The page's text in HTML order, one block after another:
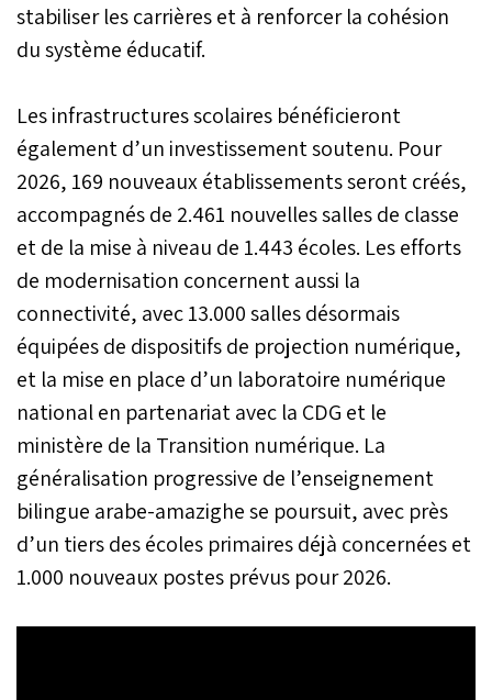
stabiliser les carrières et à renforcer la cohésion
du système éducatif.
Les infrastructures scolaires bénéficieront
également d’un investissement soutenu. Pour
2026, 169 nouveaux établissements seront créés,
accompagnés de 2.461 nouvelles salles de classe
et de la mise à niveau de 1.443 écoles. Les efforts
de modernisation concernent aussi la
connectivité, avec 13.000 salles désormais
équipées de dispositifs de projection numérique,
et la mise en place d’un laboratoire numérique
national en partenariat avec la CDG et le
ministère de la Transition numérique. La
généralisation progressive de l’enseignement
bilingue arabe-amazighe se poursuit, avec près
d’un tiers des écoles primaires déjà concernées et
1.000 nouveaux postes prévus pour 2026.